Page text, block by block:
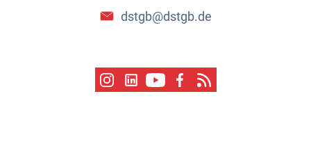
dstgb@dstgb.de